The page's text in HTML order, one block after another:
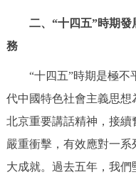
二、“十四五”時期
務
“十四五”時期是極不
代中國特色社會主義思
北京重要講話精神，接
嚴重衝擊，有效應對一
大成就。過去五年，我